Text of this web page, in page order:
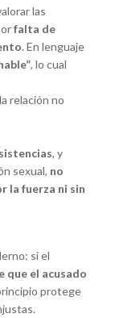
las
falta de
. En lenguaje
, lo cual
relación no
, y
sexual, no
la fuerza ni sin
si el
que el acusado
protege